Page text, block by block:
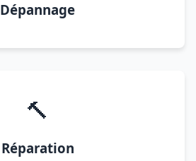
Dépannage
🔨
Réparation